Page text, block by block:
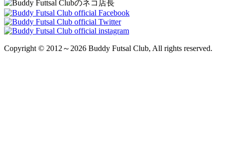
Copyright © 2012～2026 Buddy Futsal Club, All rights reserved.